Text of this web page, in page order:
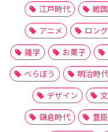
江戸時代 戦
アニメ
ロン
雑学
お菓子
べらぼう
明治時代
デザイン
鎌倉時代
豊